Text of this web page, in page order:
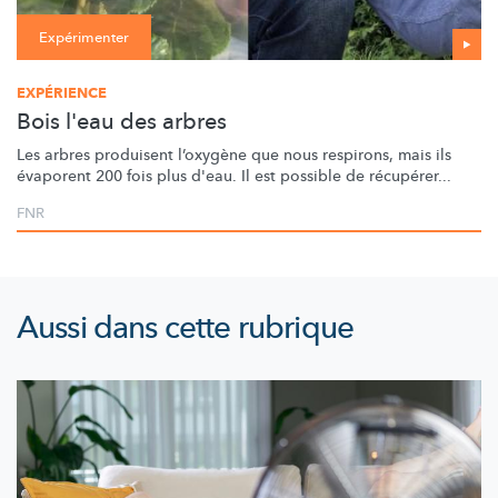
Expérimenter
EXPÉRIENCE
Bois l'eau des arbres
Les arbres produisent l’oxygène que nous respirons, mais ils
évaporent 200 fois plus d'eau. Il est possible de récupérer...
FNR
Aussi dans cette rubrique